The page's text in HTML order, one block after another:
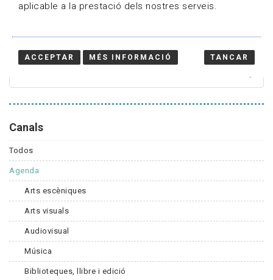
Canals
Todos
Agenda
Arts escèniques
Arts visuals
Audiovisual
Música
Biblioteques, llibre i edició
aplicable a la prestació dels nostres serveis.
ACCEPTAR MÉS INFORMACIÓ TANCAR